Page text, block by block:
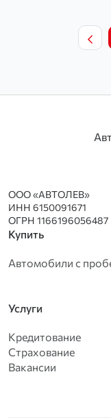
ООО «АВТОЛЕВ»
ИНН 6150091671
ОГРН 1166196056487
Купить
Автомобили с
Услуги
Кредитование
Страхование
Вакансии